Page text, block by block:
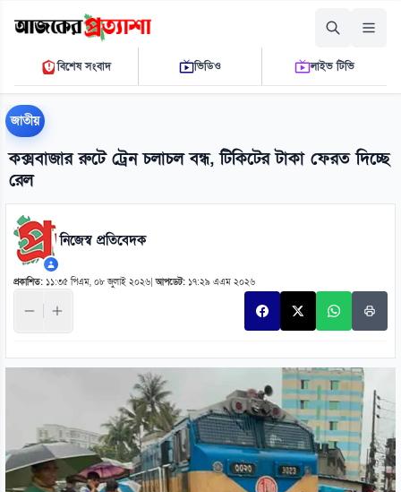
রোববার, ০৯ আগস্ট ২০২৬
০৪ ১৯ ১১ পি.এম.THE DAILY AJKER PROTTASHA
বিশেষ সংবাদ ভিডিও লাইভ টিভি
জাতীয়
কক্সবাজার রুটে ট্রেন চলাচল বন্ধ, টিকিটের টাকা ফেরত দিচ্ছে
রেল
নিজেস্ব প্রতিবেদক
প্রকাশিত: ১১:৩৫ পিএম, ০৮ জুলাই ২০২৬ |আপডেট: ১৭:২৯ এএম ২০২৬